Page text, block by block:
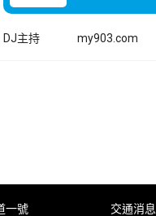
DJ主持 my903.com
一號 交通消息